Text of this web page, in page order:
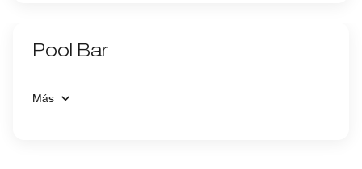
Pool Bar
Más